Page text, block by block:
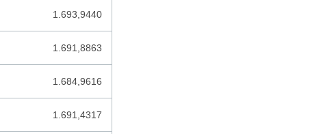
COLON
1.693,9440
1.691,8863
1.684,9616
1.691,4317